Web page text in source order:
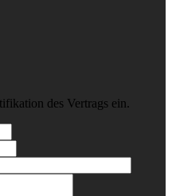
des Vertrags ein.